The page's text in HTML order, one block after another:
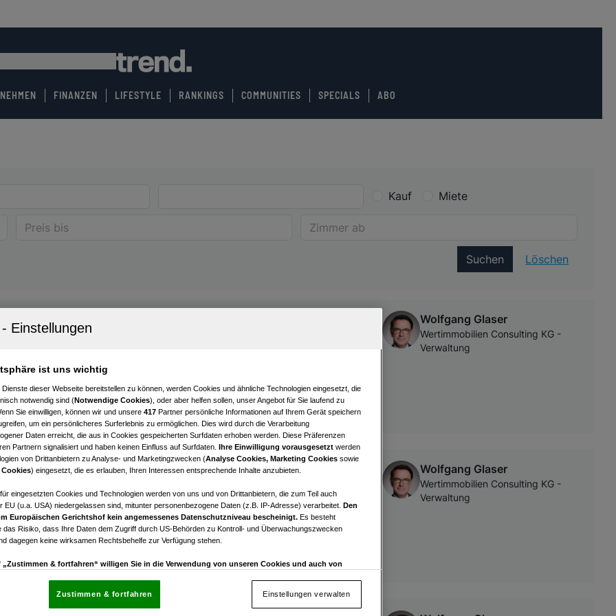
FINANZEN LIFESTYLE RANKINGS COMMUNITIES SPECIALS ABO
Kauf Miete
Suchen Löschen
wohnen - VIDEO -
Zimmer
Wolfgang Glaser
Wertimmobilien Consulting KG -
Verwaltung
4
Zimmer
€ 438.700,00
Kaufpreis
Wolfgang Glaser
Wertimmobilien Consulting KG -
Verwaltung
ist uns wichtig
Dienste dieser Webseite bereitstellen zu können, werden Cookies und ähnliche Technologien eingesetzt, die
notwendig sind (Notwendige Cookies), oder aber helfen sollen, unser Angebot für Sie laufend zu
Sie einwilligen, können wir und unsere 417 Partner persönliche Informationen auf Ihrem Gerät speichern
um ein persönlicheres Surferlebnis zu ermöglichen. Dies wird durch die Verarbeitung
Daten erreicht, die aus in Cookies gespeicherten Surfdaten erhoben werden. Diese Präferenzen
Partnern signalisiert und haben keinen Einfluss auf Surfdaten. Ihre Einwilligung vorausgesetzt werden
von Drittanbietern zu Analyse- und Marketingzwecken (Analyse Cookies, Marketing Cookies sowie
) eingesetzt, die es erlauben, Ihren Interessen entsprechende Inhalte anzubieten.
eingesetzten Cookies und Technologien werden von uns und von Drittanbietern, die zum Teil auch
EU (u.a. USA) niedergelassen sind, mitunter personenbezogene Daten (z.B. IP-Adresse) verarbeitet. Den
Europäischen Gerichtshof kein angemessenes Datenschutzniveau bescheinigt. Es besteht
das Risiko, dass Ihre Daten dem Zugriff durch US-Behörden zu Kontroll- und Überwachungszwecken
dagegen keine wirksamen Rechtsbehelfe zur Verfügung stehen.
„Zustimmen & fortfahren“ willigen Sie in die Verwendung von unseren Cookies und auch von
die sich auf jeder Seite unten im Footer befinden.
Einstellungen verwalten
Zustimmen & fortfahren